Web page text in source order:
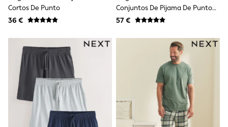
New In
Bags
Raincoats
Waterproof
Shackets
Puddlesuits
Pramsuits
Gilets
Fleeces
Teddy Borg
Puffers
Snowsuits
Cortos De Punto
36 €
Conjuntos De Pijama De Punto
De Manga Corta
57 €